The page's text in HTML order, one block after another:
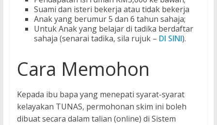
Suami dan isteri bekerja atau tidak bekerja
Anak yang berumur 5 dan 6 tahun sahaja;
Untuk Anak yang belajar di tadika berdaftar
sahaja (senarai tadika, sila rujuk – DI SINI).
Cara Memohon
Kepada ibu bapa yang menepati syarat-syarat
kelayakan TUNAS, permohonan skim ini boleh
dibuat secara dalam talian (online) di Sistem